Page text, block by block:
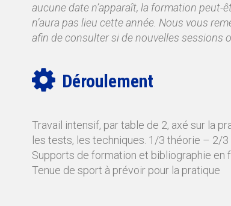
aucune date n’apparaît, la formation peut-
n’aura pas lieu cette année. Nous vous
afin de consulter si de nouvelles sessions
Déroulement
Travail intensif, par table de 2, axé sur la
les tests, les techniques. 1/3 théorie – 2/3
Supports de formation et bibliographie en
Tenue de sport à prévoir pour la pratique